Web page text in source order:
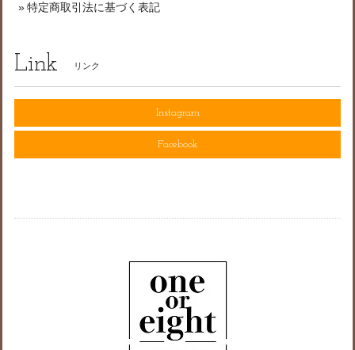
特定商取引法に基づく表記
Link リンク
Instagram
Facebook